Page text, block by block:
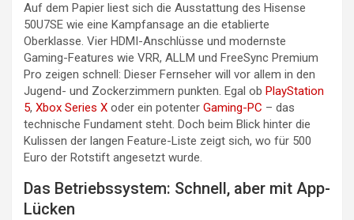
Auf dem Papier liest sich die Ausstattung des Hisense
50U7SE wie eine Kampfansage an die etablierte
Oberklasse. Vier HDMI-Anschlüsse und modernste
Gaming-Features wie VRR, ALLM und FreeSync Premium
Pro zeigen schnell: Dieser Fernseher will vor allem in den
Jugend- und Zockerzimmern punkten. Egal ob PlayStation
5, Xbox Series X oder ein potenter Gaming-PC – das
technische Fundament steht. Doch beim Blick hinter die
Kulissen der langen Feature-Liste zeigt sich, wo für 500
Euro der Rotstift angesetzt wurde.
Das Betriebssystem: Schnell, aber mit App-
Lücken